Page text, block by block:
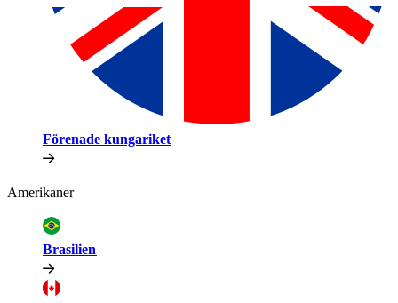
Förenade kungariket​​
Amerikaner​​
Brasilien​​